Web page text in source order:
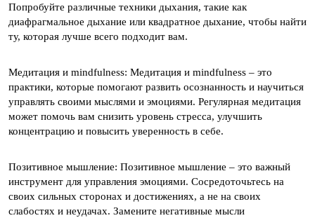
Попробуйте различные техники дыхания, такие как
диафрагмальное дыхание или квадратное дыхание, чтобы найти
ту, которая лучше всего подходит вам.
Медитация и mindfulness: Медитация и mindfulness – это
практики, которые помогают развить осознанность и научиться
управлять своими мыслями и эмоциями. Регулярная медитация
может помочь вам снизить уровень стресса, улучшить
концентрацию и повысить уверенность в себе.
Позитивное мышление: Позитивное мышление – это важный
инструмент для управления эмоциями. Сосредоточьтесь на
своих сильных сторонах и достижениях, а не на своих
слабостях и неудачах. Замените негативные мысли